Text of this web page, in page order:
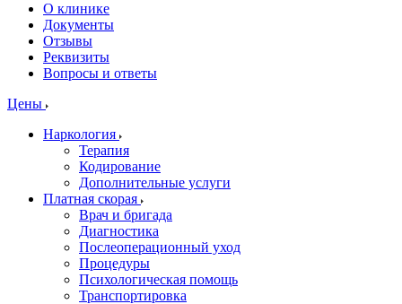
О клинике
Документы
Отзывы
Реквизиты
Вопросы и ответы
Цены
Наркология
Терапия
Кодирование
Дополнительные услуги
Платная скорая
Врач и бригада
Диагностика
Послеоперационный уход
Процедуры
Психологическая помощь
Транспортировка